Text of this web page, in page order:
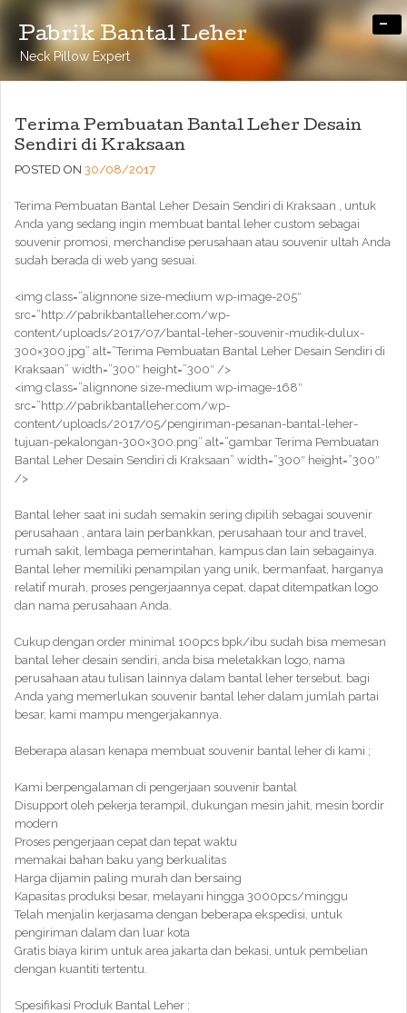
Pabrik Bantal Leher
Neck Pillow Expert
-
Terima Pembuatan Bantal Leher Desain
Sendiri di Kraksaan
POSTED ON 30/08/2017
Terima Pembuatan Bantal Leher Desain Sendiri di Kraksaan , untuk
Anda yang sedang ingin membuat bantal leher custom sebagai
souvenir promosi, merchandise perusahaan atau souvenir ultah Anda
sudah berada di web yang sesuai.
<img class=”alignnone size-medium wp-image-205″
src=”http://pabrikbantalleher.com/wp-
content/uploads/2017/07/bantal-leher-souvenir-mudik-dulux-
300×300.jpg” alt=”Terima Pembuatan Bantal Leher Desain Sendiri di
Kraksaan” width=”300″ height=”300″ />
<img class=”alignnone size-medium wp-image-168″
src=”http://pabrikbantalleher.com/wp-
content/uploads/2017/05/pengiriman-pesanan-bantal-leher-
tujuan-pekalongan-300×300.png” alt=”gambar Terima Pembuatan
Bantal Leher Desain Sendiri di Kraksaan” width=”300″ height=”300″
/>
Bantal leher saat ini sudah semakin sering dipilih sebagai souvenir
perusahaan , antara lain perbankkan, perusahaan tour and travel,
rumah sakit, lembaga pemerintahan, kampus dan lain sebagainya.
Bantal leher memiliki penampilan yang unik, bermanfaat, harganya
relatif murah, proses pengerjaannya cepat, dapat ditempatkan logo
dan nama perusahaan Anda.
Cukup dengan order minimal 100pcs bpk/ibu sudah bisa memesan
bantal leher desain sendiri, anda bisa meletakkan logo, nama
perusahaan atau tulisan lainnya dalam bantal leher tersebut. bagi
Anda yang memerlukan souvenir bantal leher dalam jumlah partai
besar, kami mampu mengerjakannya.
Beberapa alasan kenapa membuat souvenir bantal leher di kami ;
Kami berpengalaman di pengerjaan souvenir bantal
Disupport oleh pekerja terampil, dukungan mesin jahit, mesin bordir
modern
Proses pengerjaan cepat dan tepat waktu
memakai bahan baku yang berkualitas
Harga dijamin paling murah dan bersaing
Kapasitas produksi besar, melayani hingga 3000pcs/minggu
Telah menjalin kerjasama dengan beberapa ekspedisi, untuk
pengiriman dalam dan luar kota
Gratis biaya kirim untuk area jakarta dan bekasi, untuk pembelian
dengan kuantiti tertentu.
Spesifikasi Produk Bantal Leher ;